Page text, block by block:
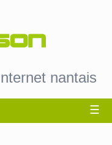
nantais